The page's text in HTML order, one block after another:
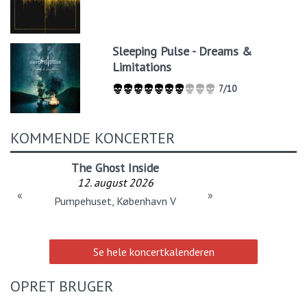
Sleeping Pulse - Dreams &
Limitations
7/10
KOMMENDE KONCERTER
The Ghost Inside
12. august 2026
Pumpehuset, København V
« »
Se hele koncertkalenderen
OPRET BRUGER